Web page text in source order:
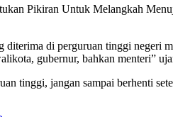
Pikiran Untuk Melangkah
di perguruan tinggi negeri
gubernur, bahkan menteri”
tinggi, jangan sampai berhenti